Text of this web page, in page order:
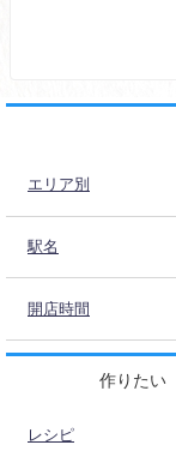
エリア別
駅名
開店時間
作りたい
レシピ